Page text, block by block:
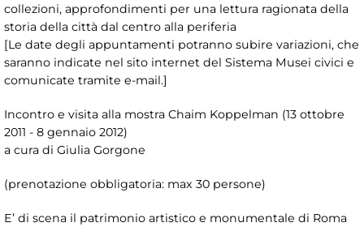
collezioni, approfondimenti per una lettura ragionata della
storia della città dal centro alla periferia
[Le date degli appuntamenti potranno subire variazioni, che
saranno indicate nel sito internet del Sistema Musei civici e
comunicate tramite e-mail.]
Incontro e visita alla mostra Chaim Koppelman (13 ottobre
2011 - 8 gennaio 2012)
a cura di Giulia Gorgone
(prenotazione obbligatoria: max 30 persone)
E’ di scena il patrimonio artistico e monumentale di Roma